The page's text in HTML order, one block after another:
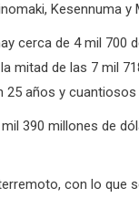
Kesennuma y
cerca de 4 mil 700
mitad de las 7 mil
años y
390 millones de
con lo que